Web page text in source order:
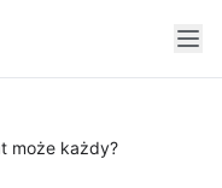
może każdy?